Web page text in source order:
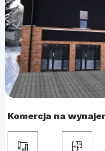
Komercja na